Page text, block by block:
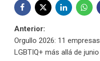
Navegación
de
Anterior:
Orgullo 2026: 11
LGBTIQ+ más allá de junio